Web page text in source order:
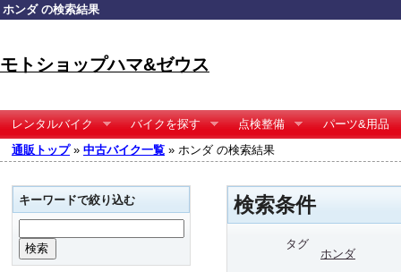
ホンダ の検索結果
モトショップハマ&ゼウス
レンタルバイク バイクを探す 点検整備
パーツ&用品
通販トップ» 中古バイク一覧 » ホンダ の検索結果
検索条件
タグ
ホンダ
キーワードで絞り込む